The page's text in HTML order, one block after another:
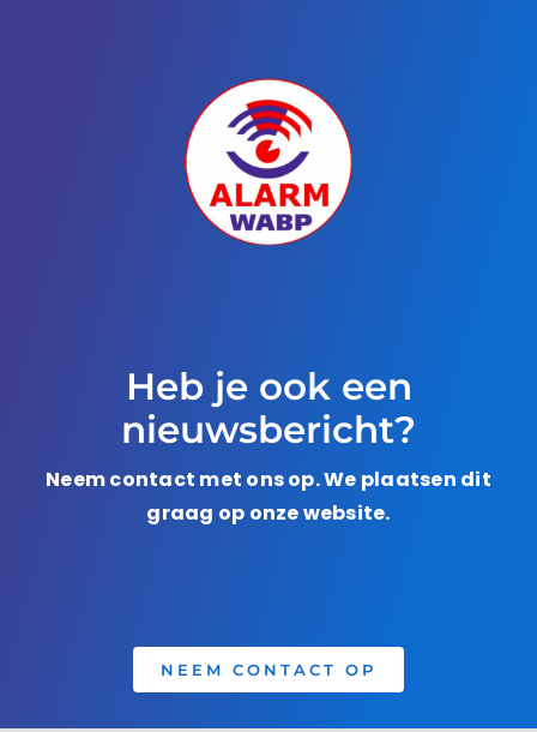
Heb je ook een
nieuwsbericht?
Neem contact met ons op. We plaatsen dit
graag op onze website.
NEEM CONTACT OP